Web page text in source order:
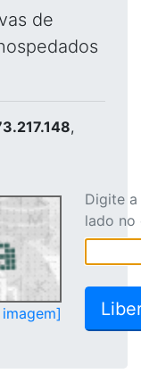
de
,
Digite
lado no